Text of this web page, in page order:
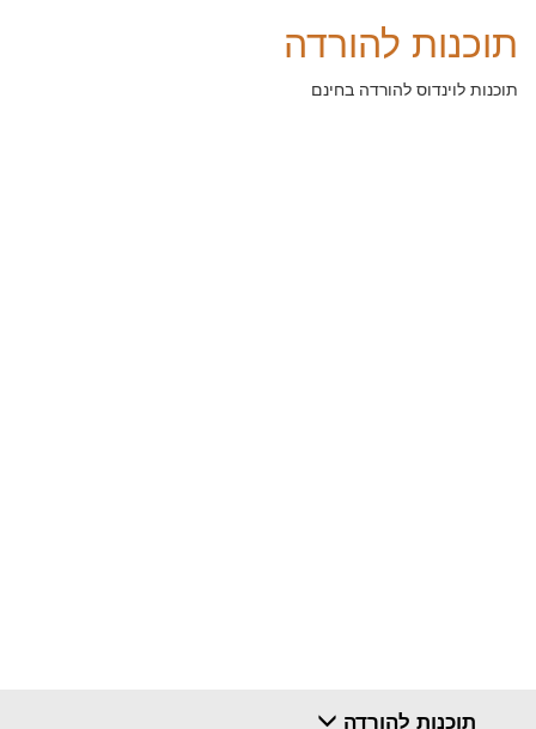
תוכנות להורדה
תוכנות לוינדוס להורדה בחינם
תוכנות להורדה